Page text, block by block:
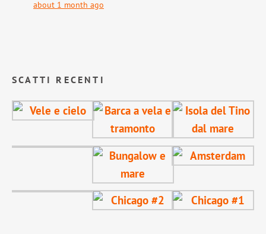
about 1 month ago
SCATTI RECENTI